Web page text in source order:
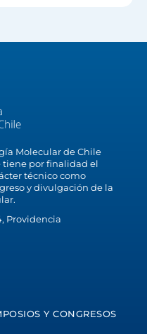
Molecular de Chile
tiene por finalidad el
técnico como
y divulgación de la
Providencia
Y CONGRESOS